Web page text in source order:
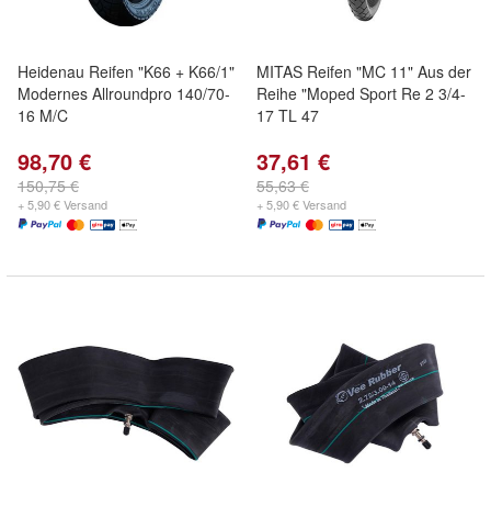
Heidenau Reifen "K66 + K66/1"
Modernes Allroundpro 140/70-
16 M/C
98,70 €
150,75 €
+ 5,90 € Versand
MITAS Reifen "MC 11" Aus der
Reihe "Moped Sport Re 2 3/4-
17 TL 47
37,61 €
55,63 €
+ 5,90 € Versand